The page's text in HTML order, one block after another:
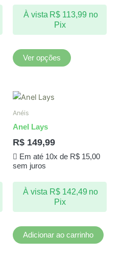
À vista R$ 113,99 no
Pix
Ver opções
podem
ser
página
Anéis
Anel Lays
R$ 149,99
Em até 10x de R$15,00
sem juros
À vista R$142,49 no
Pix
Adicionar ao carrinho